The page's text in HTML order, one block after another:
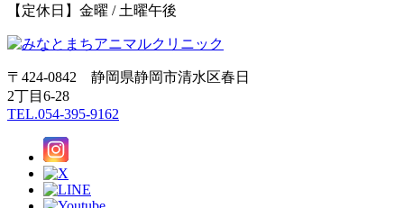
【定休日】金曜 / 土曜午後
〒424-0842 静岡県静岡市清水区春日
2丁目6-28
TEL.054-395-9162